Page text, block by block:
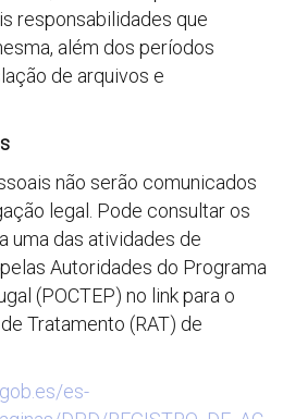
responsabilidades que
além dos períodos
de arquivos e
não serão comunicados
legal. Pode consultar os
uma das atividades de
Autoridades do Programa
(POCTEP) no link para o
Tratamento (RAT) de
es-